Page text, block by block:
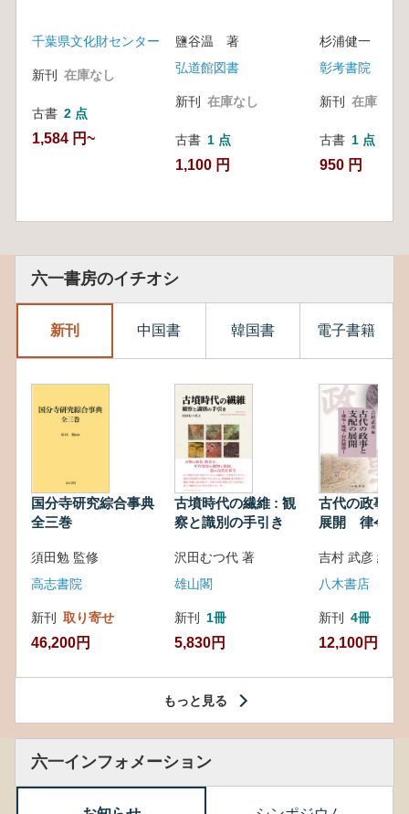
千葉県文化財センター
新刊 在庫なし
古書 2 点
1,584 円~
鹽谷温 著
弘道館図書
新刊 在庫なし
古書 1 点
1,100 円
杉浦健一 著
彰考書院
新刊 在庫なし
古書 1 点
950 円
六一書房のイチオシ
新刊 中国書 韓国書 電子書籍
国分寺研究綜合事典
全三巻
須田勉 監修
高志書院
新刊 取り寄せ
46,200円
古墳時代の繊維 : 観
察と識別の手引き
沢田むつ代 著
雄山閣
新刊 1冊
5,830円
古代の政事と
展開 律令・
吉村 武彦 編集
八木書店
新刊 4冊
12,100円
もっと見る
六一インフォメーション